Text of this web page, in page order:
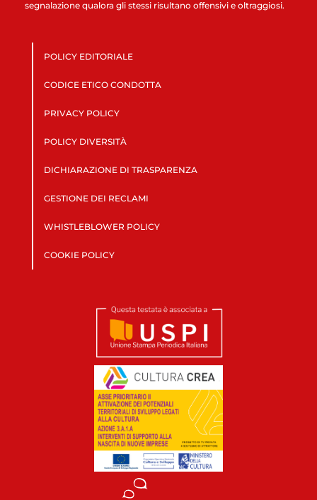
segnalazione qualora gli stessi risultano offensivi e oltraggiosi.
POLICY EDITORIALE
CODICE ETICO CONDOTTA
PRIVACY POLICY
POLICY DIVERSITÀ
DICHIARAZIONE DI TRASPARENZA
GESTIONE DEI RECLAMI
WHISTLEBLOWER POLICY
COOKIE POLICY